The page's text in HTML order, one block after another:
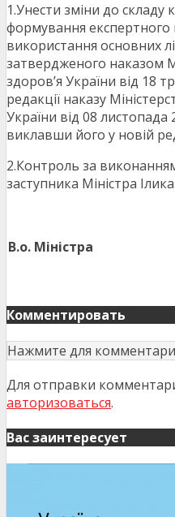
1.Унести зміни до складу
формування експертного
використання основних
затвердженого наказом
здоров’я України від 18
редакції наказу
України від 08
виклавши його у новій
2.Контроль за
заступника Міністра
В.о. Міністра
Комментировать
Нажмите для
Для отправки
авторизоваться.
Вас заинтересует